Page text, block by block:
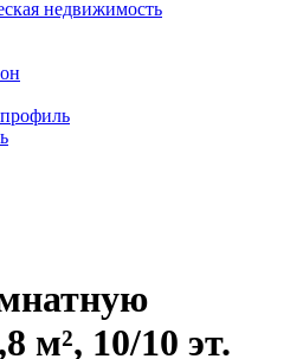
недвижимость
м², 10/10 эт.